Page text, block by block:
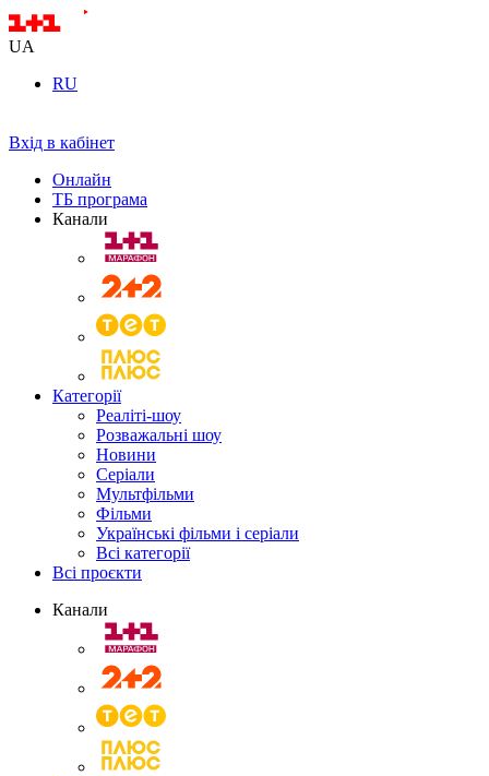
UA
RU
Вхід в кабінет
Онлайн
ТБ програма
Канали
Категорії
Реаліті-шоу
Розважальні шоу
Новини
Серіали
Мультфільми
Фільми
Українські фільми і серіали
Всі категорії
Всі проєкти
Канали